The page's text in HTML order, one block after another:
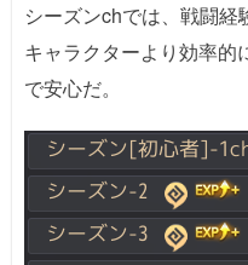
シーズンchでは、戦闘
キャラクターより効率的
で安心だ。